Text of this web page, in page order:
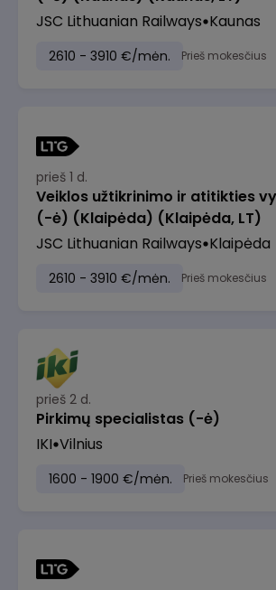
JSC Lithuanian Railways Kaunas
2610 - 3910 €/mėn. Prieš mokesčius
prieš 1 d.
Veiklos užtikrinimo ir atitikties
(-ė) (Klaipėda) (Klaipėda, LT)
JSC Lithuanian Railways Klaipėda
2610 - 3910 €/mėn. Prieš mokesčius
prieš 2 d.
Pirkimų specialistas (-ė)
IKI Vilnius
1600 - 1900 €/mėn. Prieš mokesčius